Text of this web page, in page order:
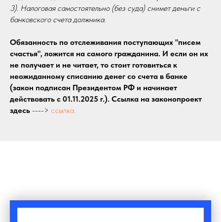
3). Налоговая самостоятельно (без суда) снимет деньги с
банковского счета должника.
Обязанность по отслеживания поступающих "писем
счастья", ложится на самого гражданина. И если он их
не получает и не читает, то стоит готовиться к
неожиданному списанию денег со счета в банке
(закон подписан Президентом РФ и начинает
действовать с 01.11.2025 г.). Ссылка на законопроект
здесь ----> ссылка.